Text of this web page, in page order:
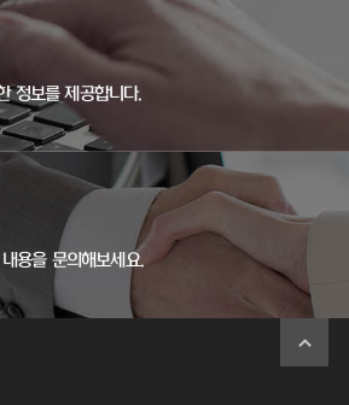
정보를 제공합니다.
용을 문의해보세요.